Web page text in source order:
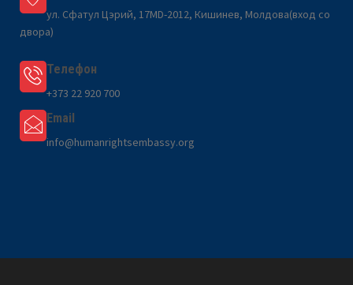
ул. Сфатул Цэрий, 17MD-2012, Кишинев, Молдова(вход со
двора)
Телефон
+373 22 920 700
Email
info@humanrightsembassy.org